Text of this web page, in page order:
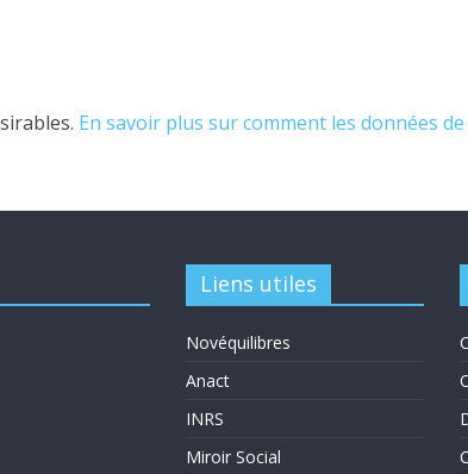
En savoir plus sur comment les données de
Liens utiles
Novéquilibres
Anact
INRS
Miroir Social